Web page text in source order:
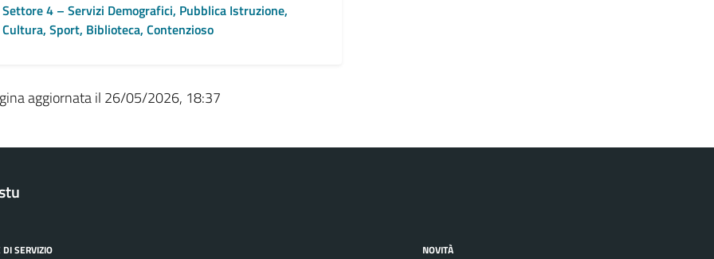
Settore 4 – Servizi Demografici, Pubblica Istruzione,
Cultura, Sport, Biblioteca, Contenzioso
aggiornata il 26/05/2026, 18:37
DI SERVIZIO NOVITÀ